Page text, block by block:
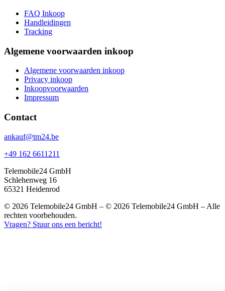
FAQ Inkoop
Handleidingen
Tracking
Algemene voorwaarden inkoop
Algemene voorwaarden inkoop
Privacy inkoop
Inkoopvoorwaarden
Impressum
Contact
ankauf@tm24.be
+49 162 6611211
Telemobile24 GmbH
Schlehenweg 16
65321 Heidenrod
© 2026 Telemobile24 GmbH – © 2026 Telemobile24 GmbH – Alle
rechten voorbehouden.
Vragen? Stuur ons een bericht!